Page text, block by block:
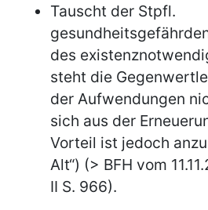
Tauscht der Stpfl.
des
steht die
der Aufwendungen
sich aus der
Vorteil ist jedoch
Alt“) (> BFH vom
II S. 966).